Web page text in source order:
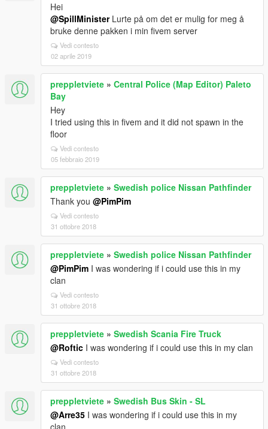
Hei
@SpillMinisterLurte på om det er mulig for meg å
bruke denne pakken i min fivem server
Vedi contesto
02 aprile 2019
preppletviete » Central Police (Map Editor) Paleto
Bay
Hey
I tried using this in fivem and it did not spawn in the
floor
Vedi contesto
05 febbraio 2019
preppletviete » Swedish police Nissan Pathfinder
Thank you @PimPim
Vedi contesto
31 ottobre 2018
preppletviete » Swedish police Nissan Pathfinder
@PimPim I was wondering if i could use this in my
clan
Vedi contesto
31 ottobre 2018
preppletviete » Swedish Scania Fire Truck
@Roftic I was wondering if i could use this in my clan
Vedi contesto
31 ottobre 2018
preppletviete » Swedish Bus Skin - SL
@Arre35 I was wondering if i could use this in my
clan